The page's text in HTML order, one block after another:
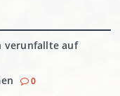
verunfallte auf
0